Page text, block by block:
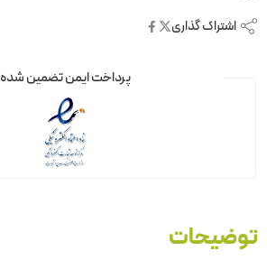
اشتراک گذاری
پرداخت ایمن تضمین شده
توضیحات